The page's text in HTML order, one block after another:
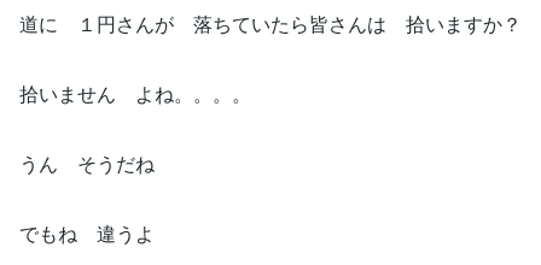
道に １円さんが 落ちていたら皆さんは 拾いますか？
拾いません よね。。。。
うん そうだね
でもね 違うよ